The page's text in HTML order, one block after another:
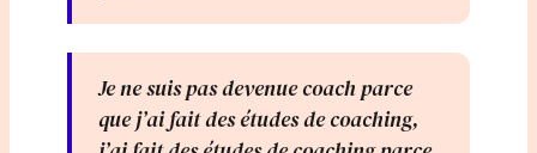
Je ne suis pas devenue coach parce
que j’ai fait des études de coaching,